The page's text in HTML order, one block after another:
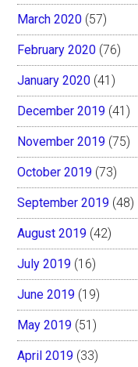
March 2020 (57)
February 2020 (76)
January 2020 (41)
December 2019 (41)
November 2019 (75)
October 2019 (73)
September 2019 (48)
August 2019 (42)
July 2019 (16)
June 2019 (19)
May 2019 (51)
April 2019 (33)